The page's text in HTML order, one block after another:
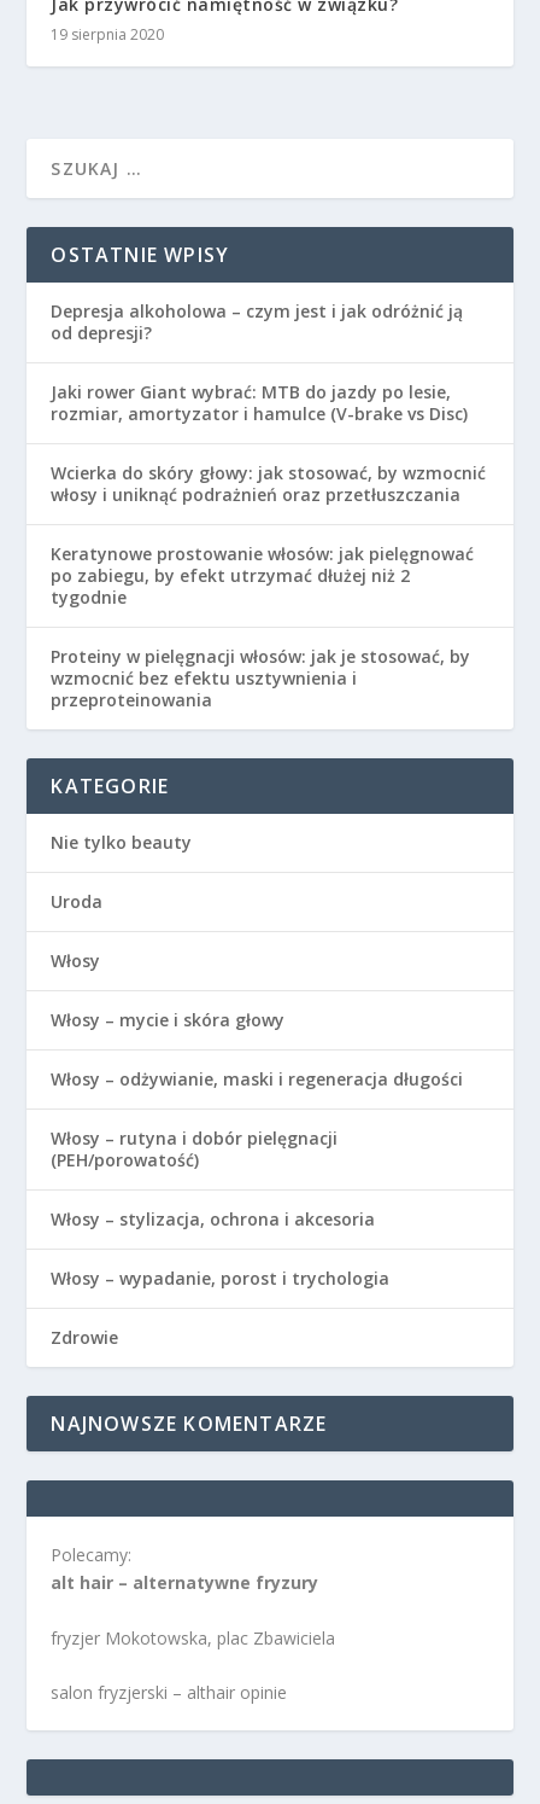
Jak przywrócić namiętność w związku?
19 sierpnia 2020
OSTATNIE WPISY
Depresja alkoholowa – czym jest i jak odróżnić ją
od depresji?
Jaki rower Giant wybrać: MTB do jazdy po lesie,
rozmiar, amortyzator i hamulce (V-brake vs Disc)
Wcierka do skóry głowy: jak stosować, by wzmocnić
włosy i uniknąć podrażnień oraz przetłuszczania
Keratynowe prostowanie włosów: jak pielęgnować
po zabiegu, by efekt utrzymać dłużej niż 2
tygodnie
Proteiny w pielęgnacji włosów: jak je stosować, by
wzmocnić bez efektu usztywnienia i
przeproteinowania
KATEGORIE
Nie tylko beauty
Uroda
Włosy
Włosy – mycie i skóra głowy
Włosy – odżywianie, maski i regeneracja długości
Włosy – rutyna i dobór pielęgnacji
(PEH/porowatość)
Włosy – stylizacja, ochrona i akcesoria
Włosy – wypadanie, porost i trychologia
Zdrowie
NAJNOWSZE KOMENTARZE
Polecamy:
alt hair – alternatywne fryzury
fryzjer Mokotowska, plac Zbawiciela
salon fryzjerski – althair opinie